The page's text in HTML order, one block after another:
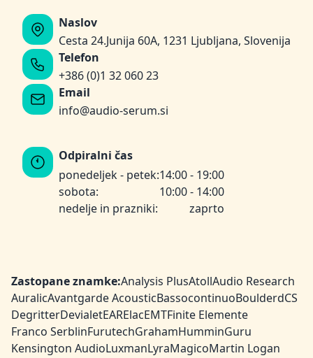
Naslov
Cesta 24.Junija 60A, 1231 Ljubljana, Slovenija
Telefon
+386 (0)1 32 060 23
Email
info@audio-serum.si
Odpiralni čas
ponedeljek - petek:14:00 - 19:00
sobota:
10:00 - 14:00
nedelje in prazniki:
zaprto
Zastopane znamke:Analysis PlusAtollAudio Research
AuralicAvantgarde AcousticBassocontinuoBoulderdCS
DegritterDevialetEARElacEMTFinite Elemente
Franco SerblinFurutechGrahamHumminGuru
Kensington AudioLuxmanLyraMagicoMartin Logan